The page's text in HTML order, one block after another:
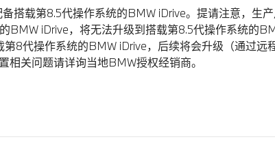
载第8.5代操作系统的BMW iDrive。提请注意，生
BMW iDrive，将无法升级到搭载第8.5代操作系统的
8代操作系统的BMW iDrive，后续将会升级（通过
关问题请详询当地BMW授权经销商。